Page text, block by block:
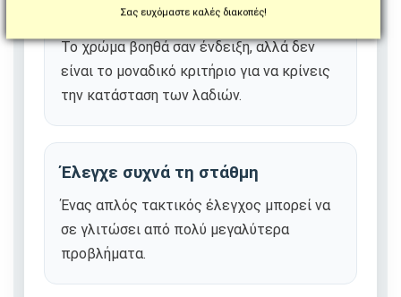
Μην κοιτάς μόνο το χρώμα
Το χρώμα βοηθά σαν ένδειξη, αλλά δεν
είναι το μοναδικό κριτήριο για να κρίνεις
την κατάσταση των λαδιών.
Έλεγχε συχνά τη στάθμη
Ένας απλός τακτικός έλεγχος μπορεί να
σε γλιτώσει από πολύ μεγαλύτερα
προβλήματα.
Σας ευχόμαστε καλές διακοπές!